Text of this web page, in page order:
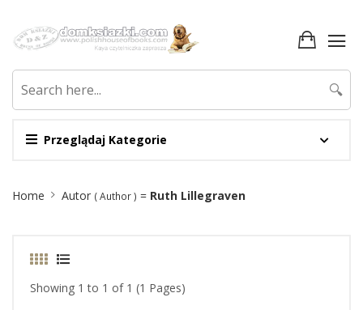
Przeglądaj Kategorie
🔍
Breadcrumb
Home Autor ( Author ) = Ruth Lillegraven
Showing 1 to 1 of 1 (1 Pages)